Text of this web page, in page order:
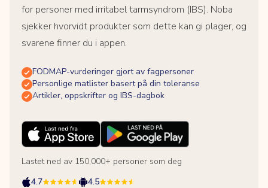
for personer med irritabel tarmsyndrom (IBS). Noba
sjekker hvorvidt produkter som dette kan gi plager, og
svarene finner du i appen.
FODMAP-vurderinger gjort av fagpersoner
Personlige matlister basert på din toleranse
Artikler, oppskrifter og IBS-dagbok
Lastet ned av 150,000+ personer som deg
4.7
4.5